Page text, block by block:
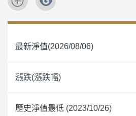
最新淨值(2026/08/06)
漲跌(漲跌幅)
歷史淨值最低 (2023/10/26)